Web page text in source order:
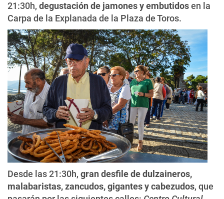
21:30h, degustación de jamones y embutidosen la
Carpa de la Explanada de la Plaza de Toros.
Desde las 21:30h, gran desfilede dulzaineros,
malabaristas, zancudos, gigantes y cabezudos, que